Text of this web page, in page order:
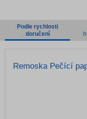
Podle rychlosti
doručení
Remoska Pečící